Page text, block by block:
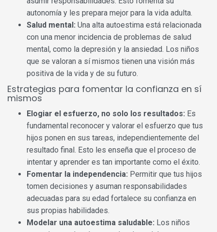
autonomía y les prepara mejor para la vida adulta.
Salud mental: Una alta autoestima está relacionada
con una menor incidencia de problemas de salud
mental, como la depresión y la ansiedad. Los niños
que se valoran a sí mismos tienen una visión más
positiva de la vida y de su futuro.
Estrategias para fomentar la confianza en sí
mismos
Elogiar el esfuerzo, no solo los resultados: Es
fundamental reconocer y valorar el esfuerzo que tus
hijos ponen en sus tareas, independientemente del
resultado final. Esto les enseña que el proceso de
intentar y aprender es tan importante como el éxito.
Fomentar la independencia: Permitir que tus hijos
tomen decisiones y asuman responsabilidades
adecuadas para su edad fortalece su confianza en
sus propias habilidades.
Modelar una autoestima saludable: Los niños